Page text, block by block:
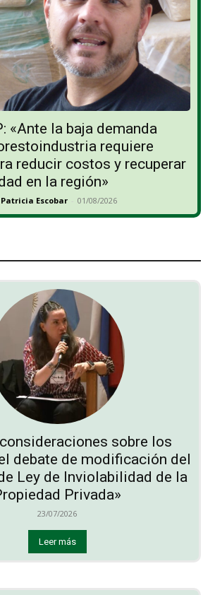
«Ante la baja demanda
requiere
reducir costos y recuperar
en la región»
Patricia Escobar - 01/08/2026
sobre los
debate de modificación del
Ley de Inviolabilidad de la
Privada»
23/07/2026
Leer más